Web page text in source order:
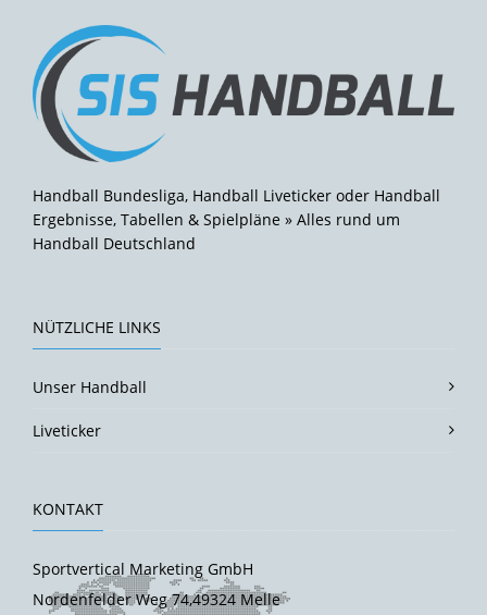
Handball Bundesliga, Handball Liveticker oder Handball
Ergebnisse, Tabellen & Spielpläne » Alles rund um
Handball Deutschland
NÜTZLICHE LINKS
Unser Handball
Liveticker
KONTAKT
Sportvertical Marketing GmbH
Nordenfelder Weg 74,49324 Melle